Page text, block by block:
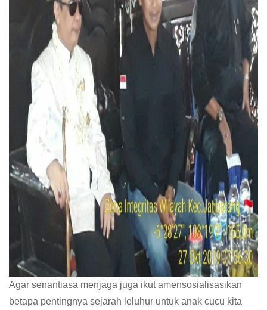
Agar senantiasa menjaga juga ikut amensosialisasikan
betapa pentingnya sejarah leluhur untuk anak cucu kita